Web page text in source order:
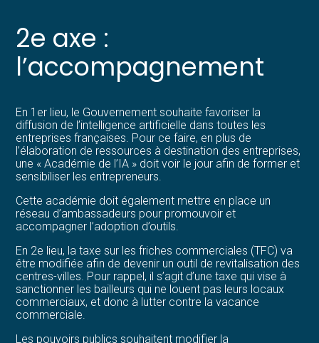
2e axe :
l’accompagnement
En 1er lieu, le Gouvernement souhaite favoriser la
diffusion de l’intelligence artificielle dans toutes les
entreprises françaises. Pour ce faire, en plus de
l’élaboration de ressources à destination des entreprises,
une « Académie de l’IA » doit voir le jour afin de former et
sensibiliser les entrepreneurs.
Cette académie doit également mettre en place un
réseau d’ambassadeurs pour promouvoir et
accompagner l’adoption d’outils.
En 2e lieu, la taxe sur les friches commerciales (TFC) va
être modifiée afin de devenir un outil de revitalisation des
centres-villes. Pour rappel, il s’agit d’une taxe qui vise à
sanctionner les bailleurs qui ne louent pas leurs locaux
commerciaux, et donc à lutter contre la vacance
commerciale.
Les pouvoirs publics souhaitent modifier la